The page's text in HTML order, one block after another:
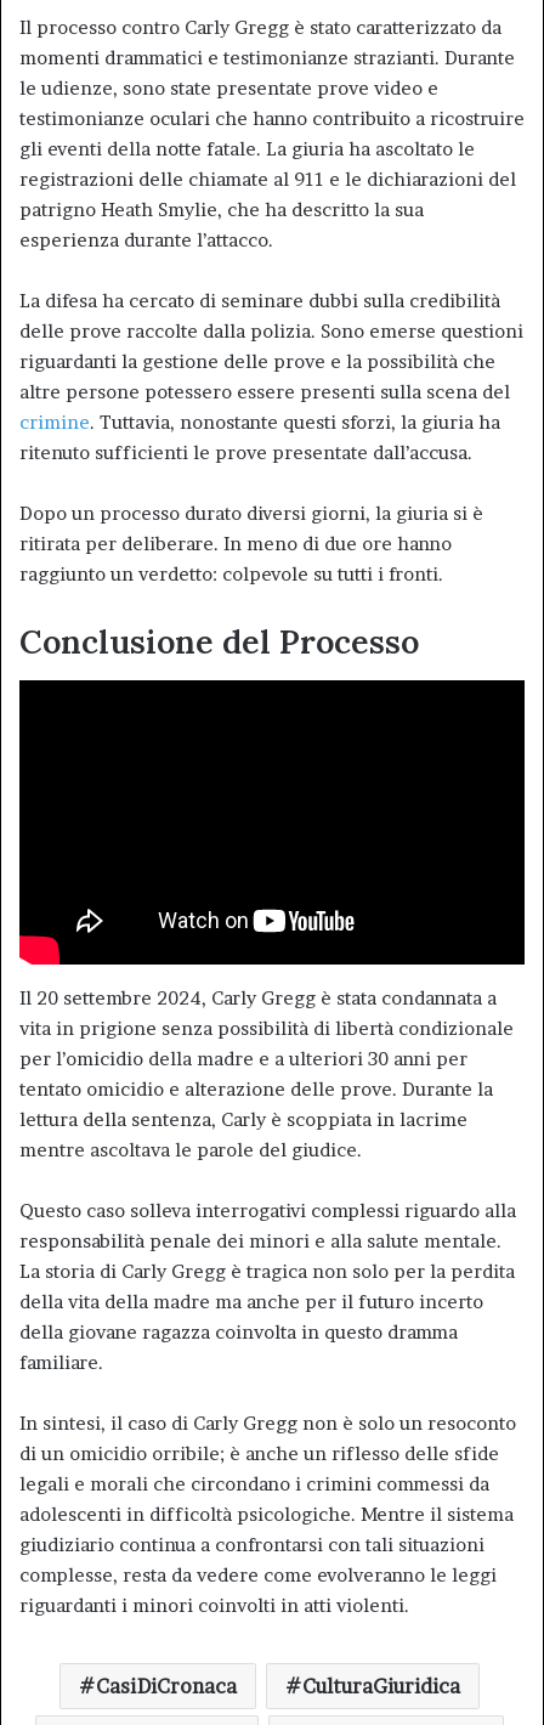
Il processo contro Carly Gregg è stato caratterizzato da
momenti drammatici e testimonianze strazianti. Durante
le udienze, sono state presentate prove video e
testimonianze oculari che hanno contribuito a ricostruire
gli eventi della notte fatale. La giuria ha ascoltato le
registrazioni delle chiamate al 911 e le dichiarazioni del
patrigno Heath Smylie, che ha descritto la sua
esperienza durante l’attacco.
La difesa ha cercato di seminare dubbi sulla credibilità
delle prove raccolte dalla polizia. Sono emerse questioni
riguardanti la gestione delle prove e la possibilità che
altre persone potessero essere presenti sulla scena del
crimine. Tuttavia, nonostante questi sforzi, la giuria ha
ritenuto sufficienti le prove presentate dall’accusa.
Dopo un processo durato diversi giorni, la giuria si è
ritirata per deliberare. In meno di due ore hanno
raggiunto un verdetto: colpevole su tutti i fronti.
Conclusione del Processo
Il 20 settembre 2024, Carly Gregg è stata condannata a
vita in prigione senza possibilità di libertà condizionale
per l’omicidio della madre e a ulteriori 30 anni per
tentato omicidio e alterazione delle prove. Durante la
lettura della sentenza, Carly è scoppiata in lacrime
mentre ascoltava le parole del giudice.
Questo caso solleva interrogativi complessi riguardo alla
responsabilità penale dei minori e alla salute mentale.
La storia di Carly Gregg è tragica non solo per la perdita
della vita della madre ma anche per il futuro incerto
della giovane ragazza coinvolta in questo dramma
familiare.
In sintesi, il caso di Carly Gregg non è solo un resoconto
di un omicidio orribile; è anche un riflesso delle sfide
legali e morali che circondano i crimini commessi da
adolescenti in difficoltà psicologiche. Mentre il sistema
giudiziario continua a confrontarsi con tali situazioni
complesse, resta da vedere come evolveranno le leggi
riguardanti i minori coinvolti in atti violenti.
CasiDiCronaca CulturaGiuridica